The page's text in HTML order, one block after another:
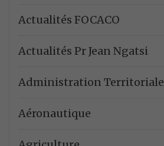
Actualités FOCACO
Actualités Pr Jean Ngatsi
Administration Territoriale
Aéronautique